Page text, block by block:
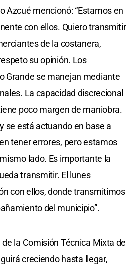
Azcué mencionó: “Estamos en
con ellos. Quiero transmitir
de la costanera,
su opinión. Los
Grande se manejan mediante
La capacidad discrecional
poco margen de maniobra.
se está actuando en base a
tener errores, pero estamos
lado. Es importante la
transmitir. El lunes
con ellos, donde transmitimos
del municipio”.
la Comisión Técnica Mixta de
creciendo hasta llegar,